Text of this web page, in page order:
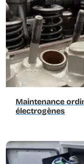
Maintenance
électrogènes